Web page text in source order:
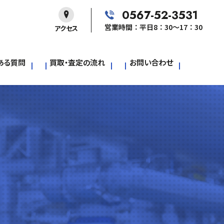
アクセス
0567-52-3531
営業時間：平日8：30～17：30
る質問 買取・査定の流れ お問い合わせ